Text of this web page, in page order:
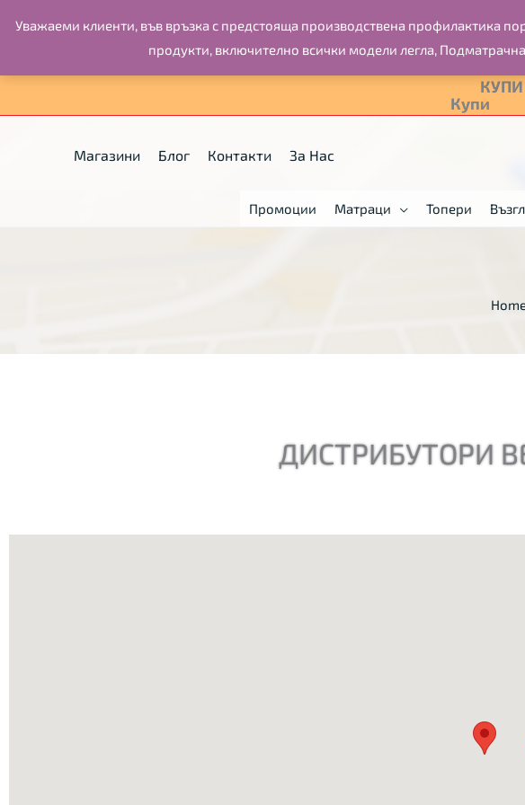
Уважаеми клиенти, във връзка с предстоящa производствена профилактика
продукти, включително всички модели легла,
Купи
Магазини Блог Контакти За Нас
Промоции Матраци Топери
ДИСТРИБУТОРИ